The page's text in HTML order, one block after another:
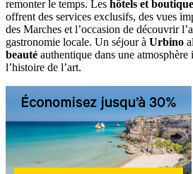
remonter le temps. Les hôtels et
offrent des services exclusifs, des vues
des Marches et l’occasion de découvrir
gastronomie locale. Un séjour à Urbino
beauté authentique dans une
l’histoire de l’art.